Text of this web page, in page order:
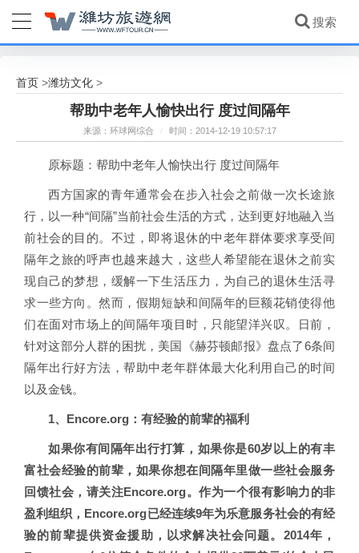
首页 >潍坊文化 >
帮助中老年人愉快出行 度过间隔年
来源：环球网综合 / 时间：2014-12-19 10:57:17
原标题：帮助中老年人愉快出行 度过间隔年
西方国家的青年通常会在步入社会之前做一次长途旅
行，以一种“间隔”当前社会生活的方式，达到更好地融入当
前社会的目的。不过，即将退休的中老年群体要求享受间
隔年之旅的呼声也越来越大，这些人希望能在退休之前实
现自己的梦想，缓解一下生活压力，为自己的退休生活寻
求一些方向。然而，假期短缺和间隔年的巨额花销使得他
们在面对市场上的间隔年项目时，只能望洋兴叹。日前，
针对这部分人群的困扰，美国《赫芬顿邮报》盘点了6条间
隔年出行好方法，帮助中老年群体最大化利用自己的时间
以及金钱。
1、Encore.org：有经验的前辈的福利
如果你有间隔年出行打算，如果你是60岁以上的有丰
富社会经验的前辈，如果你想在间隔年里做一些社会服务
回馈社会，请关注Encore.org。作为一个很有影响力的非
盈利组织，Encore.org已经连续9年为乐意服务社会的有经
验的前辈提供资金援助，以求解决社会问题。2014年，